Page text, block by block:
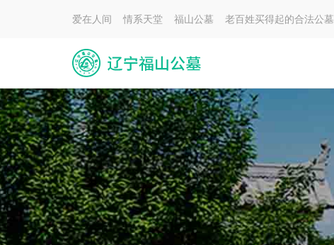
爱在人间 情系天堂 福山公墓 老百姓买得起的合法公墓